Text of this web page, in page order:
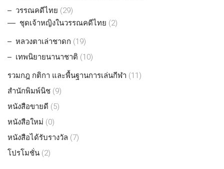
วรรณคดีไทย (29)
ชุดเจ้าหญิงในวรรณคดีไทย (2)
หลวงตาเล่าชาดก (19)
เทพนิยายนานาชาติ (10)
รวมกฎ กติกา และพื้นฐานการเล่นกีฬา (11)
สำนักพิมพ์นิช (9)
หนังสือขายดี (5)
หนังสือใหม่ (0)
หนังสือได้รับรางวัล (7)
โปรโมชั่น (2)